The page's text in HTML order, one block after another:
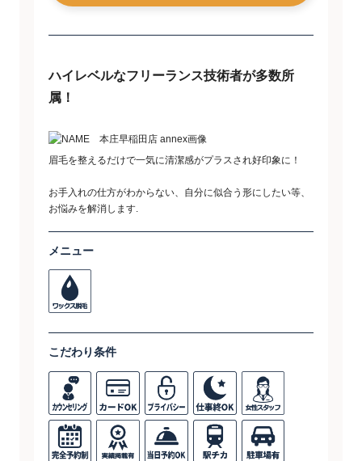
ハイレベルなフリーランス技術者が多数所
属！
眉毛を整えるだけで一気に清潔感がプラスされ好印象に！
お手入れの仕方がわからない、自分に似合う形にしたい等、
お悩みを解消します.
メニュー
こだわり条件